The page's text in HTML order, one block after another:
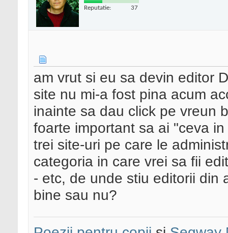
Reputatie: 37
am vrut si eu sa devin editor
site nu mi-a fost pina acum
inainte sa dau click pe vreun
foarte important sa ai "ceva
trei site-uri pe care le
categoria in care vrei sa fii
- etc, de unde stiu editorii din
bine sau nu?